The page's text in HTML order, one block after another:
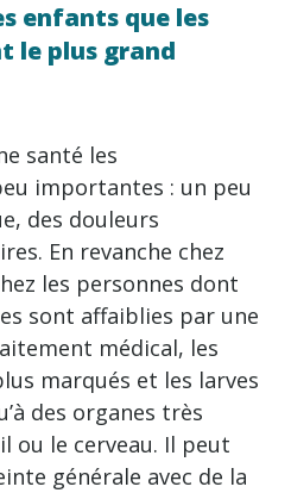
enfants que les
le plus grand
santé les
importantes : un peu
des douleurs
En revanche chez
les personnes dont
sont affaiblies par une
médical, les
marqués et les larves
des organes très
ou le cerveau. Il peut
générale avec de la